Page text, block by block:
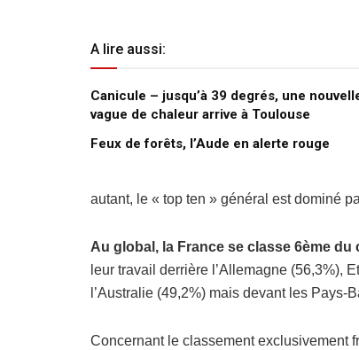
A lire aussi:
Canicule – jusqu’à 39 degrés, une
vague de chaleur arrive à Toulouse
Feux de forêts, l’Aude en alerte rouge
autant, le « top ten » général est dominé
Au global, la France se classe 6ème du
leur travail derrière l’Allemagne (56,3%),
l’Australie (49,2%) mais devant les Pays-
Concernant le classement exclusivement